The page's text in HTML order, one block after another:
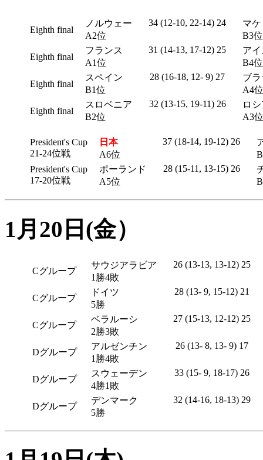
Eighth final
ノルウェー
A2位
34 (12-10, 22-14) 24
マ
B3位
Eighth final
フランス
A1位
31 (14-13, 17-12) 25
ア
B4位
Eighth final
スペイン
B1位
28 (16-18, 12- 9) 27
ブ
A4位
Eighth final
スロベニア
B2位
32 (13-15, 19-11) 26
ロ
A3位
President's Cup
21-24位戦
日本
A6位
37 (18-14, 19-12) 26
President's Cup
17-20位戦
ポーランド
A5位
28 (15-11, 13-15) 26
1月20日(金）
Cグループ
サウジアラビア
1勝4敗
26 (13-13, 13-12) 25
Cグループ
ドイツ
5勝
28 (13- 9, 15-12) 21
Cグループ
ベラルーシ
2勝3敗
27 (15-13, 12-12) 25
Dグループ
アルゼンチン
1勝4敗
26 (13- 8, 13- 9) 17
Dグループ
スウェーデン
4勝1敗
33 (15- 9, 18-17) 26
Dグループ
デンマーク
5勝
32 (14-16, 18-13) 29